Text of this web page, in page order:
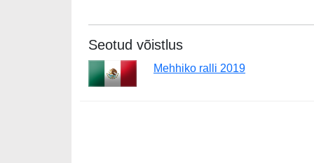
Seotud võistlus
Mehhiko ralli 2019